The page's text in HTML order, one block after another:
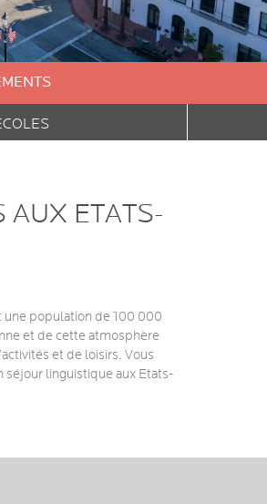
AUX ETATS-
une population de 100 000
et de cette atmosphère
et de loisirs. Vous
séjour linguistique aux Etats-